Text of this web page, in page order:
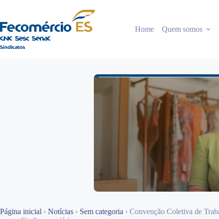
o
conteúdo
Home Quem somos
Página inicial › Notícias › Sem categoria › Convenção Coletiva de